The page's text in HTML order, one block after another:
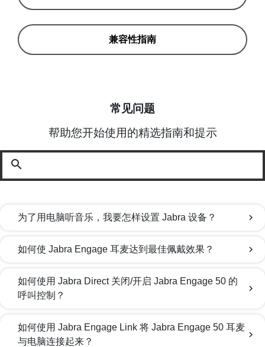
兼容性指南
常见问题
帮助您开始使用的精选指南和提示
search
为了用电脑听音乐，我要怎样设置 Jabra 设备？ chevron_right
如何使 Jabra Engage 耳麦达到最佳佩戴效果？ chevron_right
如何使用 Jabra Direct 关闭/开启 Jabra Engage 50 的
呼叫控制？
chevron_right
如何使用 Jabra Engage Link 将 Jabra Engage 50 耳麦
与电脑连接起来？
chevron_right